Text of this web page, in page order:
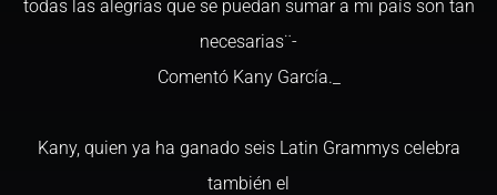
todas las alegrías que se puedan sumar a mi país son tan
necesarias¨-
Comentó Kany García._
Kany, quien ya ha ganado seis Latin Grammys celebra
también el